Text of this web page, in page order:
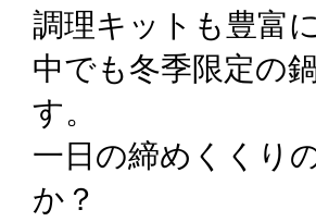
調理キットも豊富
中でも冬季限定の
す。
一日の締めくくり
か？